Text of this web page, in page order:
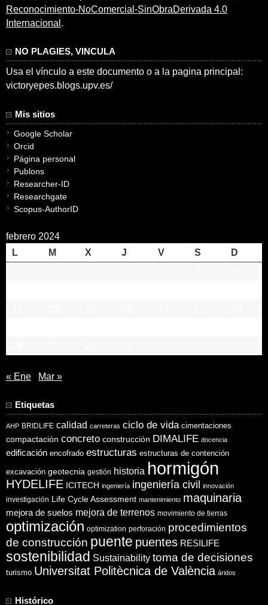
Reconocimiento-NoComercial-SinObraDerivada 4.0
Internacional .
NO PLAGIES, VINCULA
Usa el vínculo a este documento o a la pagina principal:
victoryepes.blogs.upv.es/
Mis sitios
Google Scholar
Orcid
Página personal
Publons
Researcher-ID
Researchgate
Scopus-AuthorID
febrero 2024
L
M X J V S
D
« Ene Mar »
Etiquetas
AHP BRIDLIFE calidad carreteras ciclo de vida cimentaciones
compactación concreto construcción DIMALIFE docencia
edificación encofrado estructuras estructuras de contención
excavación geotecnia gestión historia hormigón
HYDELIFE ICITECH ingeniería ingeniería civil innovación
investigación Life Cycle Assessment mantenimiento maquinaria
mejora de suelos mejora de terrenos movimiento de tierras
optimización optimization perforación procedimientos
de construcción puente puentes RESILIFE
sostenibilidad Sustainability toma de decisiones
turismo Universitat Politècnica de València áridos
Histórico